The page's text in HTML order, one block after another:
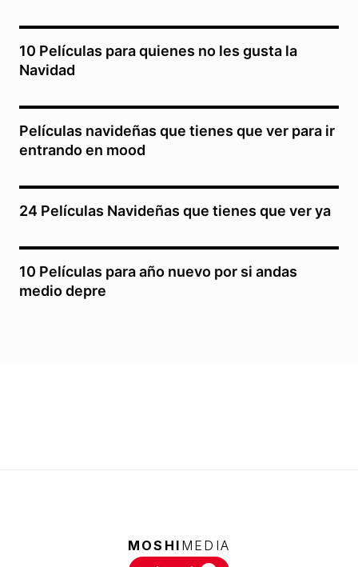
10 Películas para quienes no les gusta la
Navidad
Películas navideñas que tienes que ver para ir
entrando en mood
24 Películas Navideñas que tienes que ver ya
10 Películas para año nuevo por si andas
medio depre
MOSHI MEDIA